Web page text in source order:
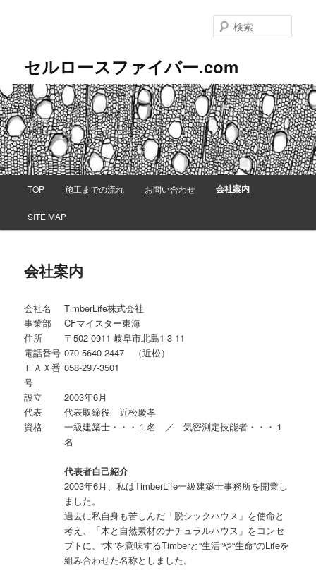
ン
ツ
へ
移
動
セルロースファイバー.com
索
TOP 施工までの流れ お問い合わせ 会社案内
SITE MAP
会社案内
会社名
TimberLife株式会社
事業部
CFマイスター東海
住所
〒502-0911 岐阜市北島1-3-11
電話番号 070-5640-2447 （近松）
ＦＡＸ番
号
058-297-3501
設立
2003年6月
代表
代表取締役 近松慶孝
資格
一級建築士・・・１名 ／ 気密測定技能者・・・１
名
代表者自己紹介
2003年6月、私はTimberLife一級建築士事務所を開業し
ました。
過去に私自身も苦しんだ「脱シックハウス」を使命と
考え、「木と自然素材のナチュラルハウス」をコンセ
プトに、“木”を意味するTimberと“生活”や“生命”のLifeを
組み合わせた名称としました。